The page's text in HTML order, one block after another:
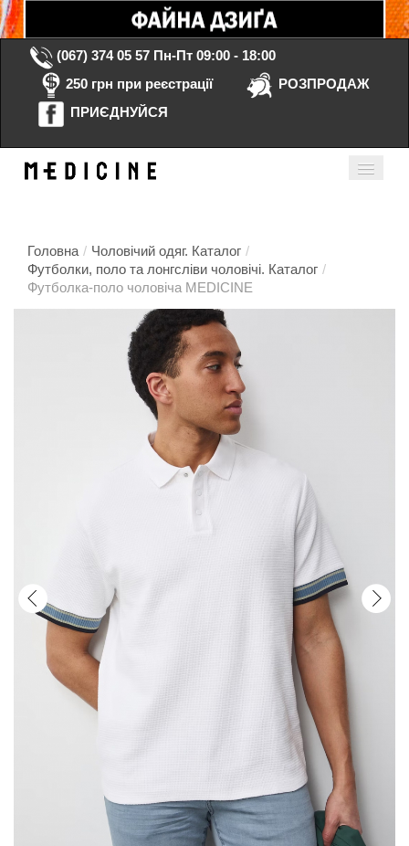
(067) 374 05 57 Пн-Пт 09:00 - 18:00
250 грн при реєстрації
РОЗПРОДАЖ
ПРИЄДНУЙСЯ
Головна / Чоловічий одяг. Каталог /
Футболки, поло та лонгсліви чоловічі. Каталог /
Футболка-поло чоловіча MEDICINE